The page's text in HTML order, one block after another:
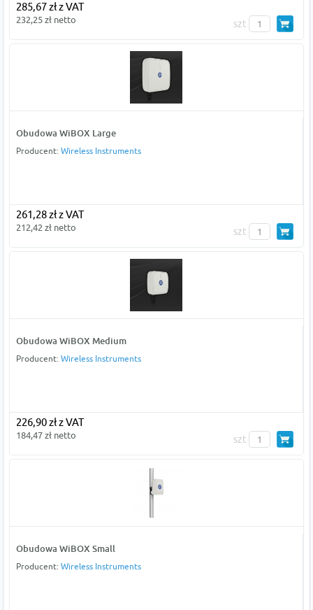
285,67 zł z VAT
232,25 zł netto szt
Obudowa WiBOX Large
Producent: Wireless Instruments
261,28 zł z VAT
212,42 zł netto szt
Obudowa WiBOX Medium
Producent: Wireless Instruments
226,90 zł z VAT
184,47 zł netto szt
Obudowa WiBOX Small
Producent: Wireless Instruments